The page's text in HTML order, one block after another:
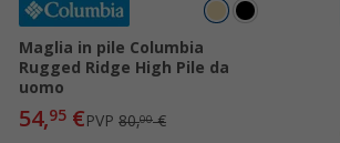
Maglia in pile Columbia
Rugged Ridge High Pile da
uomo
54,95 €PVP80,00€